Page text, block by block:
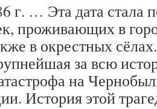
г. … Эта дата стала
проживающих в
в окрестных
за всю
на
История этой